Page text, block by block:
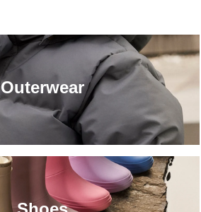
Outerwear